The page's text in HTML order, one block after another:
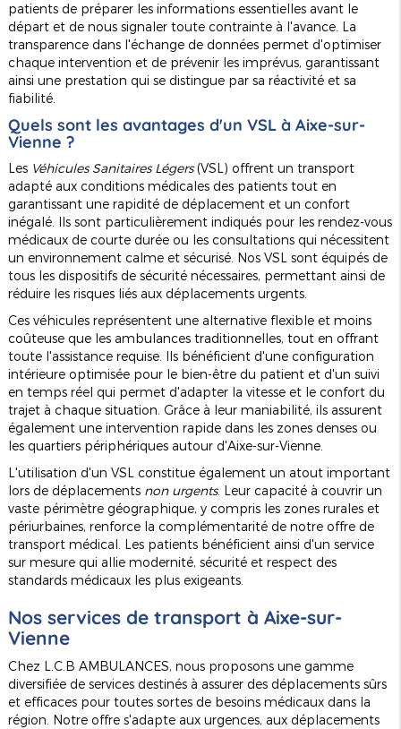
patients de préparer les informations essentielles avant le
départ et de nous signaler toute contrainte à l'avance. La
transparence dans l'échange de données permet d'optimiser
chaque intervention et de prévenir les imprévus, garantissant
ainsi une prestation qui se distingue par sa réactivité et sa
fiabilité.
Quels sont les avantages d'un VSL à Aixe-sur-
Vienne ?
Les Véhicules Sanitaires Légers(VSL) offrent un transport
adapté aux conditions médicales des patients tout en
garantissant une rapidité de déplacement et un confort
inégalé. Ils sont particulièrement indiqués pour les rendez-vous
médicaux de courte durée ou les consultations qui nécessitent
un environnement calme et sécurisé. Nos VSL sont équipés de
tous les dispositifs de sécurité nécessaires, permettant ainsi de
réduire les risques liés aux déplacements urgents.
Ces véhicules représentent une alternative flexible et moins
coûteuse que les ambulances traditionnelles, tout en offrant
toute l'assistance requise. Ils bénéficient d'une configuration
intérieure optimisée pour le bien-être du patient et d'un suivi
en temps réel qui permet d'adapter la vitesse et le confort du
trajet à chaque situation. Grâce à leur maniabilité, ils assurent
également une intervention rapide dans les zones denses ou
les quartiers périphériques autour d'Aixe-sur-Vienne.
L'utilisation d'un VSL constitue également un atout important
lors de déplacements non urgents. Leur capacité à couvrir un
vaste périmètre géographique, y compris les zones rurales et
périurbaines, renforce la complémentarité de notre offre de
transport médical. Les patients bénéficient ainsi d'un service
sur mesure qui allie modernité, sécurité et respect des
standards médicaux les plus exigeants.
Nos services de transport à Aixe-sur-
Vienne
Chez L.C.B AMBULANCES, nous proposons une gamme
diversifiée de services destinés à assurer des déplacements sûrs
et efficaces pour toutes sortes de besoins médicaux dans la
région. Notre offre s'adapte aux urgences, aux déplacements